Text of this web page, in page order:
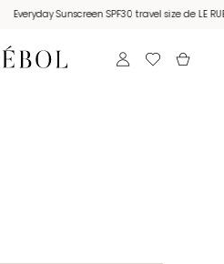
Everyday Sunscreen SPF30 travel size de LE